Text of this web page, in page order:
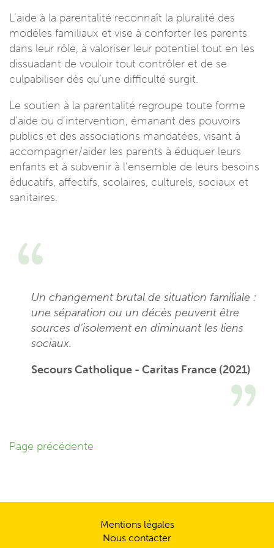
L’aide à la parentalité reconnaît la pluralité des
modèles familiaux et vise à conforter les parents
dans leur rôle, à valoriser leur potentiel tout en les
dissuadant de vouloir tout contrôler et de se
culpabiliser dès qu’une difficulté surgit.
Le soutien à la parentalité regroupe toute forme
d’aide ou d’intervention, émanant des pouvoirs
publics et des associations mandatées, visant à
accompagner/aider les parents à éduquer leurs
enfants et à subvenir à l’ensemble de leurs besoins
éducatifs, affectifs, scolaires, culturels, sociaux et
sanitaires.
Un changement brutal de situation familiale :
une séparation ou un décès peuvent être
sources d’isolement en diminuant les liens
sociaux.
Secours Catholique - Caritas France (2021)
Page précédente
Mentions légales
Nous contacter